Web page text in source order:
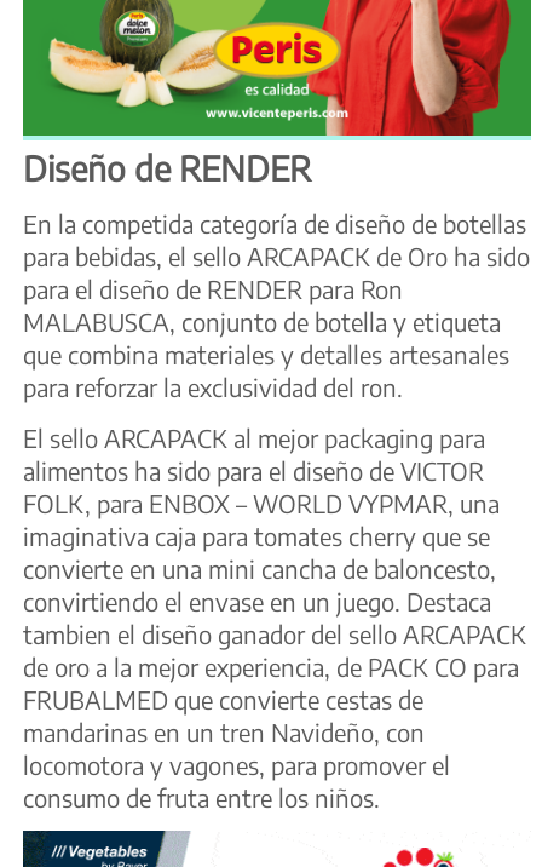
Diseño de RENDER
En la competida categoría de diseño de botellas
para bebidas, el sello ARCAPACK de Oro ha sido
para el diseño de RENDER para Ron
MALABUSCA, conjunto de botella y etiqueta
que combina materiales y detalles artesanales
para reforzar la exclusividad del ron.
El sello ARCAPACK al mejor packaging para
alimentos ha sido para el diseño de VICTOR
FOLK, para ENBOX – WORLD VYPMAR, una
imaginativa caja para tomates cherry que se
convierte en una mini cancha de baloncesto,
convirtiendo el envase en un juego. Destaca
tambien el diseño ganador del sello ARCAPACK
de oro a la mejor experiencia, de PACK CO para
FRUBALMED que convierte cestas de
mandarinas en un tren Navideño, con
locomotora y vagones, para promover el
consumo de fruta entre los niños.